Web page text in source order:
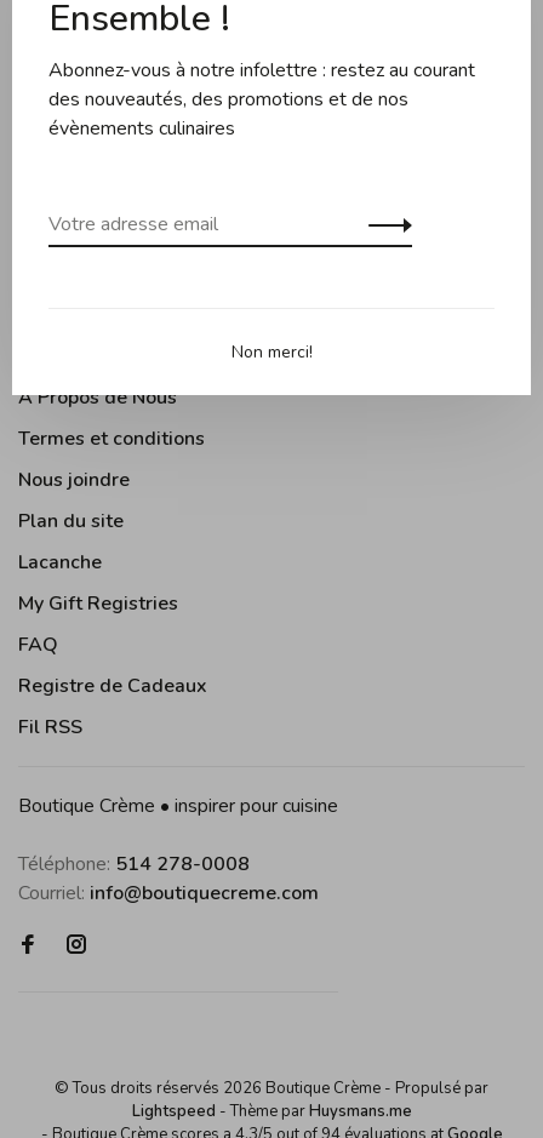
Cuisson
Couteaux et planches
Pâtisserie
Moments Gourmands
À Propos de Nous
Termes et conditions
Nous joindre
Plan du site
Lacanche
My Gift Registries
FAQ
Registre de Cadeaux
Fil RSS
Boutique Crème • inspirer pour cuisine
Téléphone: 514 278-0008
Courriel: info@boutiquecreme.com
© Tous droits réservés 2026 Boutique Crème - Propulsé par
Lightspeed - Thème parHuysmans.me
Ensemble !
Abonnez-vous à notre infolettre : restez au courant
des nouveautés, des promotions et de nos
évènements culinaires
Non merci!